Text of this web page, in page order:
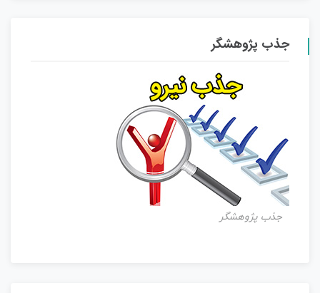
جذب پژوهشگر
جذب پژوهشگر